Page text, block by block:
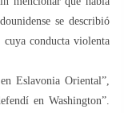
se describió
cuya conducta violenta
Eslavonia Oriental”,
en Washington”.